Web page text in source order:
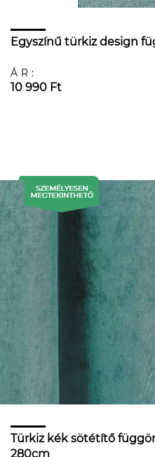
Egyszínű türkiz design
ÁR:
10 990 Ft
Türkiz kék sötétítő
280cm